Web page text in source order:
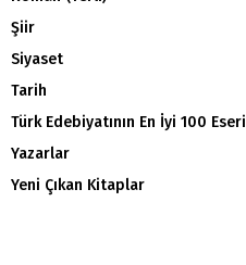
Şiir
Siyaset
Tarih
Türk Edebiyatının En İyi 100 Eseri
Yazarlar
Yeni Çıkan Kitaplar